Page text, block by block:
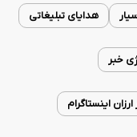
هدایای تبلیغاتی
خبر
اینستاگرام